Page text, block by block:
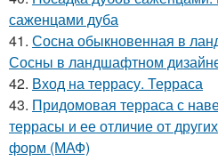
саженцами дуба
41. Сосна обыкновенная в
Сосны в ландшафтном
42. Вход на террасу. Терраса
43. Придомовая терраса с
террасы и ее отличие от
форм (МАФ)